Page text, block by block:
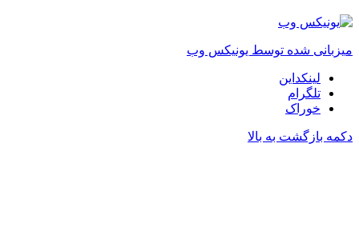
میزبانی شده توسط یونیکس وب
لینکداین
تلگرام
خوراک
دکمه بازگشت به بالا